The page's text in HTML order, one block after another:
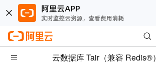
云数据库 Tair（兼容 Redis®）